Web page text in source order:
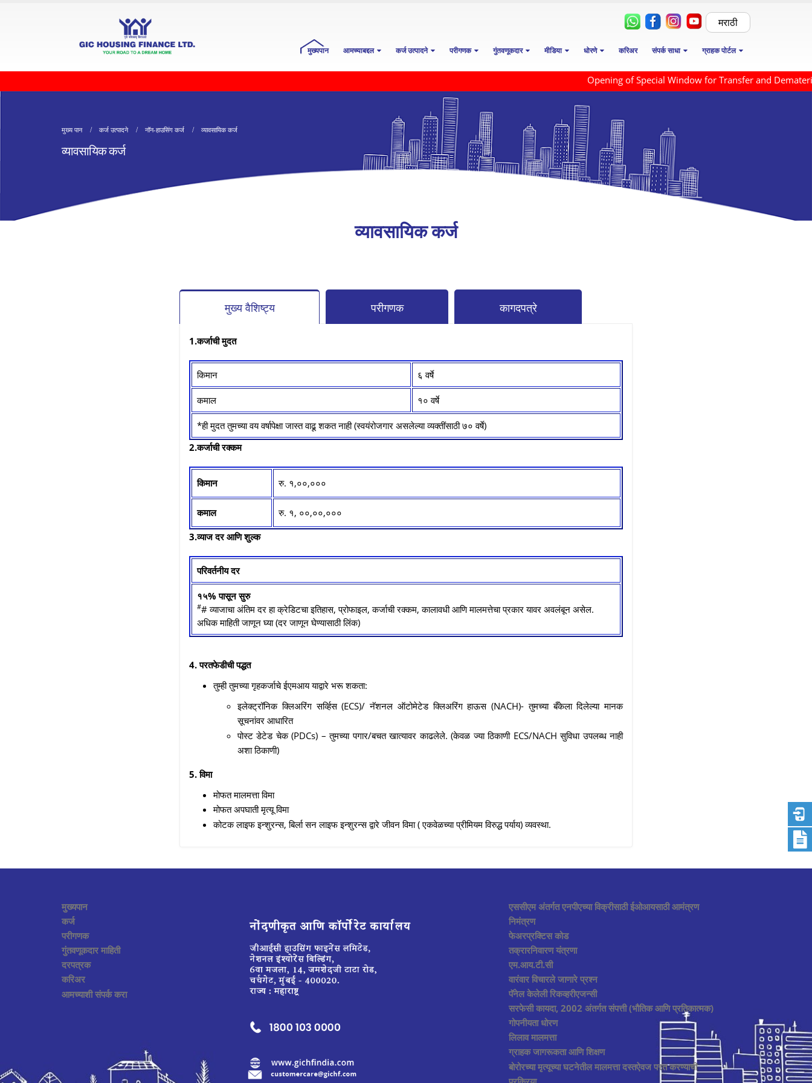
मराठी
मुख्यपान आमच्याबद्दल कर्ज उत्पादने परीगणक गुंतवणूकदार मीडिया धोरणे करिअर संपर्क साधा ग्राहक पोर्टल
Opening of Special Window for Transfer and
मुख्य पान कर्ज उत्पादने नॉन-हाउसिंग कर्ज व्यावसायिक कर्ज
व्यावसायिक कर्ज
व्यावसायिक कर्ज
मुख्य वैशिष्ट्य परीगणक कागदपत्रे
1.कर्जाची मुदत
किमान ६ वर्षे
कमाल १० वर्षे
*ही मुदत तुमच्या वय वर्षापेक्षा जास्त वाढू शकत नाही (स्वयंरोजगार असलेल्या व्यक्तींसाठी ७० वर्षे)
2.कर्जाची रक्कम
किमान रु. १,००,०००
कमाल
रु. १, ००,००,०००
3.व्याज दर आणि शुल्क
परिवर्तनीय दर
१५% पासून सुरु
## व्याजाचा अंतिम दर हा क्रेडिटचा इतिहास, प्रोफाइल, कर्जाची रक्कम, कालावधी आणि मालमत्तेचा प्रकार यावर अवलंबून असेल.
अधिक माहिती जाणून घ्या (दर जाणून घेण्यासाठी लिंक)
4. परतफेडीची पद्धत
तुम्ही तुमच्या गृहकर्जाचे ईएमआय याद्वारे भरू शकता:
इलेक्ट्रॉनिक क्लिअरिंग सर्व्हिस (ECS)/ नॅशनल ऑटोमेटेड क्लिअरिंग हाऊस (NACH)- तुमच्या बँकेला दिलेल्या मानक
सूचनांवर आधारित
पोस्ट डेटेड चेक (PDCs) – तुमच्या पगार/बचत खात्यावर काढलेले. (केवळ ज्या ठिकाणी ECS/NACH सुविधा उपलब्ध नाही
अशा ठिकाणी)
5. विमा
मोफत मालमत्ता विमा
मोफत अपघाती मृत्यू विमा
कोटक लाइफ इन्शुरन्स, बिर्ला सन लाइफ इन्शुरन्स द्वारे जीवन विमा ( एकवेळच्या प्रीमियम विरुद्ध पर्याय) व्यवस्था.
मुख्यपान
कर्ज
परीगणक
गुंतवणूकदार माहिती
दरपत्रक
करिअर
आमच्याशी संपर्क करा
एससीएम अंतर्गत एनपीएच्या विक्रीसाठी ईओआयसाठी आमंत्रण
निमंत्रण
फेअरप्रक्टिस कोड
तक्रारनिवारण यंत्रणा
एम.आय.टी.सी
वारंवार विचारले जाणारे प्रश्न
पॅनेल केलेली रिकव्हरीएजन्सी
सरफेसी कायदा, 2002 अंतर्गत संपत्ती (भौतिक आणि प्रतिकात्मक)
गोपनीयता धोरण
लिलाव मालमत्ता
ग्राहक जागरूकता आणि शिक्षण
बोरोरच्या मृत्यूच्या घटनेतील मालमत्ता दस्तऐवज परत करण्याची